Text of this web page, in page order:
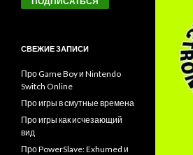
a
а
р
е
СВЕЖИЕ ЗАПИСИ
Про Game Boy и Nintendo
Switch Online
Про игры в смутные времена
Про игры как исчезающий
вид
Про PowerSlave: Exhumed и